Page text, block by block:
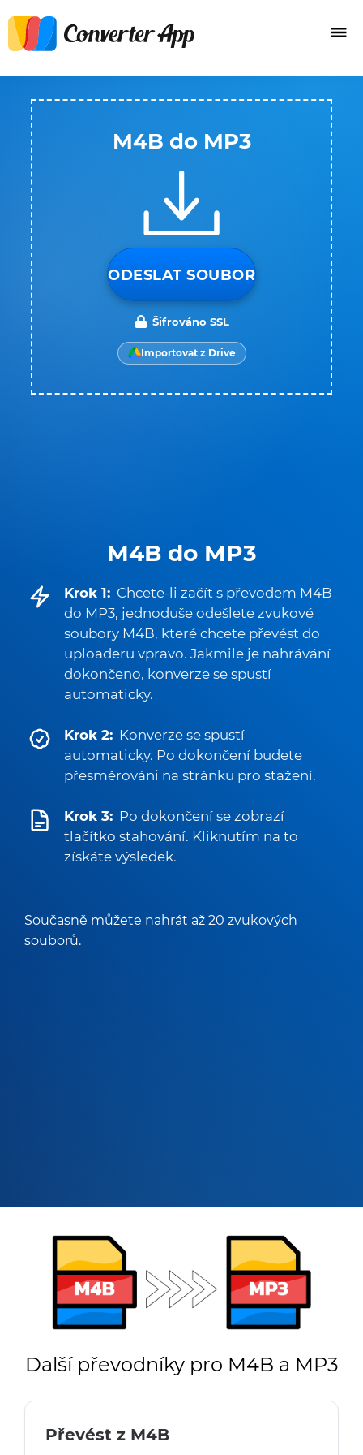
M4B do MP3
Krok 1: Chcete-li začít s převodem M4B
do MP3, jednoduše odešlete zvukové
soubory M4B, které chcete převést do
uploaderu vpravo. Jakmile je nahrávání
dokončeno, konverze se spustí
automaticky.
Krok 2: Konverze se spustí
automaticky. Po dokončení budete
přesměrováni na stránku pro stažení.
Krok 3: Po dokončení se zobrazí
tlačítko stahování. Kliknutím na to
získáte výsledek.
Současně můžete nahrát až 20 zvukových
souborů.
M4B do MP3
ODESLAT SOUBOR
Šifrováno SSL
Importovat z Drive
Další převodníky pro M4B a MP3
Převést z M4B